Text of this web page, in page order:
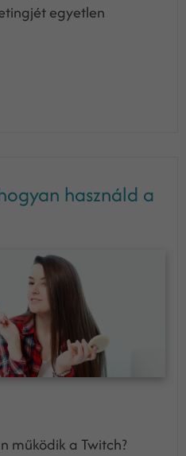
egyetlen
használd a
működik a Twitch?